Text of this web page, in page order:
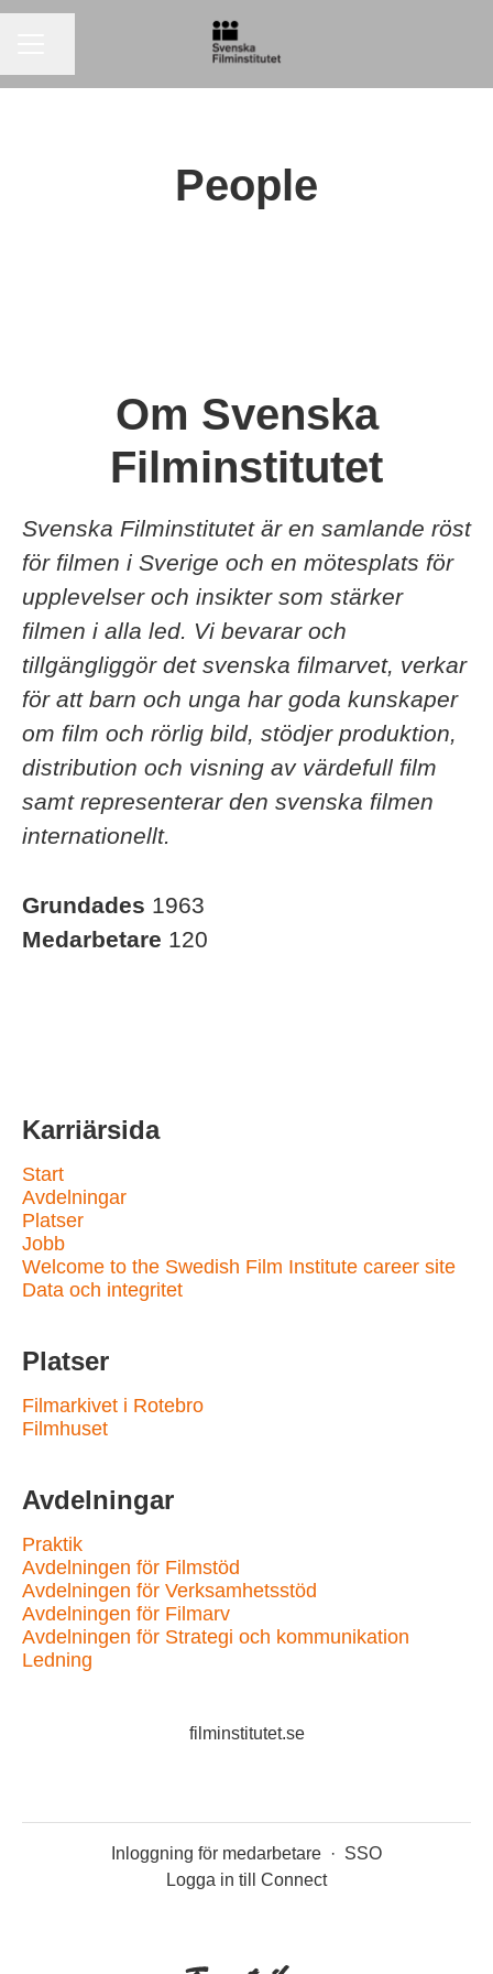
People
Om Svenska
Filminstitutet
Svenska Filminstitutet är en samlande röst
för filmen i Sverige och en mötesplats för
upplevelser och insikter som stärker
filmen i alla led. Vi bevarar och
tillgängliggör det svenska filmarvet, verkar
för att barn och unga har goda kunskaper
om film och rörlig bild, stödjer produktion,
distribution och visning av värdefull film
samt representerar den svenska filmen
internationellt.
Grundades 1963
Medarbetare 120
Karriärsida
Start
Avdelningar
Platser
Jobb
Welcome to the Swedish Film Institute career site
Data och integritet
Platser
Filmarkivet i Rotebro
Filmhuset
Avdelningar
Praktik
Avdelningen för Filmstöd
Avdelningen för Verksamhetsstöd
Avdelningen för Filmarv
Avdelningen för Strategi och kommunikation
Ledning
filminstitutet.se
Inloggning för medarbetare · SSO
Logga in till Connect